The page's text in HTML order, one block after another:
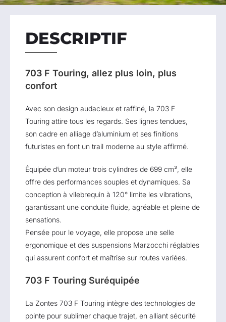
DESCRIPTIF
703 F Touring, allez plus loin, plus
confort
Avec son design audacieux et raffiné, la 703 F
Touring attire tous les regards. Ses lignes tendues,
son cadre en alliage d’aluminium et ses finitions
futuristes en font un trail moderne au style affirmé.
Équipée d’un moteur trois cylindres de 699 cm³, elle
offre des performances souples et dynamiques. Sa
conception à vilebrequin à 120° limite les vibrations,
garantissant une conduite fluide, agréable et pleine de
sensations.
Pensée pour le voyage, elle propose une selle
ergonomique et des suspensions Marzocchi réglables
qui assurent confort et maîtrise sur routes variées.
703 F Touring Suréquipée
La Zontes 703 F Touring intègre des technologies de
pointe pour sublimer chaque trajet, en alliant sécurité